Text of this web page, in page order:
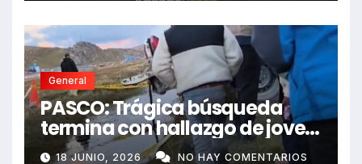
General
PASCO: Trágica búsqueda
termina con hallazgo de joven
sin vida en Rancas
18 JUNIO, 2026 NO HAY COMENTARIOS